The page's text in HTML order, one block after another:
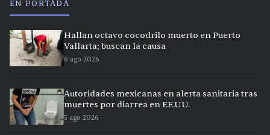
EN PORTADA
Hallan octavo cocodrilo muerto en Puerto
Vallarta; buscan la causa
6 ago 2026
Autoridades mexicanas en alerta sanitaria tras
muertes por diarrea en EE.UU.
5 ago 2026